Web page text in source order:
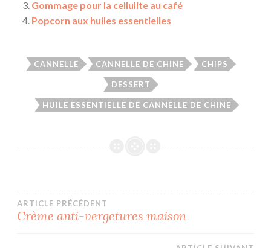
Gommage pour la cellulite au café
Popcorn aux huiles essentielles
CANNELLE CANNELLE DE CHINE CHIPS
DESSERT
HUILE ESSENTIELLE DE CANNELLE DE CHINE
Navigation
ARTICLE PRÉCÉDENT
Crème anti-vergetures maison